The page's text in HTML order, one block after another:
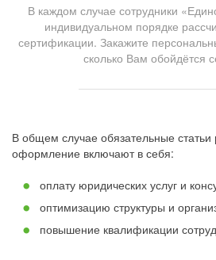
В каждом случае сотрудники
индивидуальном порядке
сертификации. Закажите
сколько Вам обойдётся
В общем случае обязательные статьи
оформление включают в себя:
оплату юридических услуг и
оптимизацию структуры и
повышение квалификации